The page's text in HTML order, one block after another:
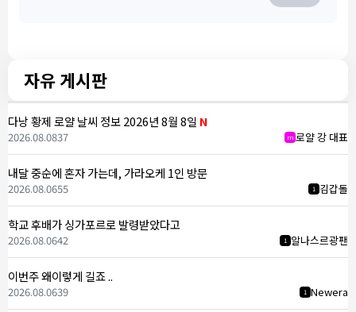
자유 게시판
다낭 황제 로얄 날씨 정보 2026년 8월 8일 N
m 로얄 강 대표
2026.08.0837
내달 중순에 혼자 가는데, 가라오케 1인 방문
1 김갑돌
2026.08.0655
학교 후배가 싱가포르로 발령받았다고
1 알나스르광팬
2026.08.0642
이번주 왜이렇게 길죠 ..
1 Newera
2026.08.0639